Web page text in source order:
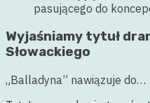
pasującego do
Wyjaśniamy tytuł
Słowackiego
„Balladyna” nawiązuje do…